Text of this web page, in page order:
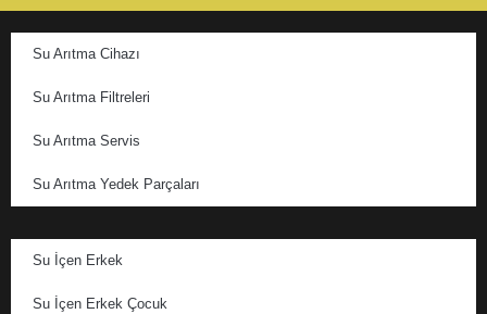
Su Arıtma Cihazı
Su Arıtma Filtreleri
Su Arıtma Servis
Su Arıtma Yedek Parçaları
Su İçen Erkek
Su İçen Erkek Çocuk